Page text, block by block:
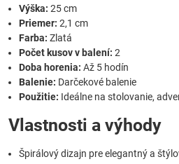
Výška: 25 cm
Priemer: 2,1 cm
Farba: Zlatá
Počet kusov v balení: 2
Doba horenia: Až 5 hodín
Balenie: Darčekové balenie
Použitie: Ideálne na stolovanie,
Vlastnosti a výhody
Špirálový dizajn pre elegantný a